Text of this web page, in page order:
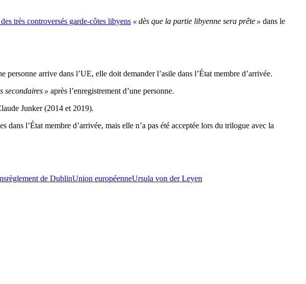
très controversés garde-côtes libyens « dès que la partie libyenne sera prête » dans le
arrive dans l’UE, elle doit demander l’asile dans l’État membre d’arrivée.
secondaires » après l’enregistrement d’une personne.
Junker (2014 et 2019).
l’État membre d’arrivée, mais elle n’a pas été acceptée lors du trilogue avec la
règlement de DublinUnion européenneUrsula von der Leyen